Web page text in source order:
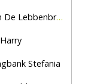
Lebbenbrugge
Stefania